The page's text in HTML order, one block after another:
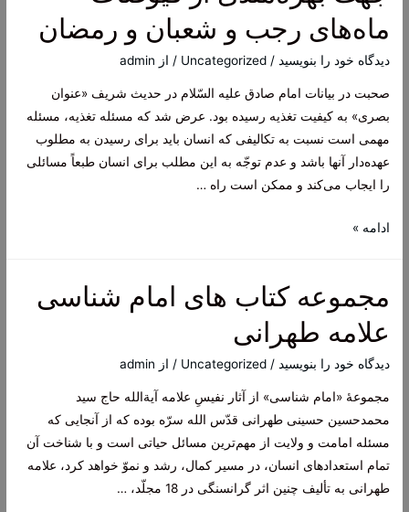
ماه‌های رجب و شعبان و رمضان
دیدگاه‌ خود را بنویسید /
Uncategorized / از admin
صحبت در بیانات امام صادق علیه السّلام در حدیث شریف «عنوان
بصری» به كیفیت تغذیه رسیده بود. عرض شد كه مسئله تغذیه، مسئله
مهمی است نسبت به تكالیفی كه انسان باید برای رسیدن به مطلوب
عهده‌دار آنها باشد و عدم توجّه به این مطلب برای انسان طبعاً مسائلی
را ایجاب می‌كند و ممكن است راه …
لزوم
و
کدورت‌ها
جهت
بهره‌مندی
فیوضات
شعبان
ادامه »
مجموعه کتاب های امام شناسی
علامه طهرانی
دیدگاه‌ خود را بنویسید /
Uncategorized / از admin
مجموعۀ «امام شناسی» از آثار نفیسِ علامه آیة‌الله حاج سید
محمد‌حسین حسینی طهرانی قدّس الله سرّه بوده که از آنجایی که
مسئله امامت و ولایت از مهم‌ترین مسائل حیاتی است و با شناخت آن
تمام استعدادهای انسان، در مسیر کمال، رشد و نموّ خواهد کرد، علامه
طهرانی به تألیف چنین اثر گرانسنگی در 18 مجلّد، …